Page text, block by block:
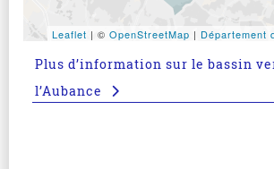
Leaflet | © OpenStreetMap | Département
Plus d’information sur le bassin
l’Aubance